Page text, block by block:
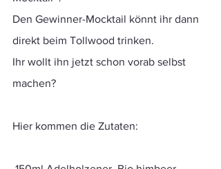
Den Gewinner-Mocktail könnt ihr dann
direkt beim Tollwood trinken.
Ihr wollt ihn jetzt schon vorab selbst
machen?
Hier kommen die Zutaten: